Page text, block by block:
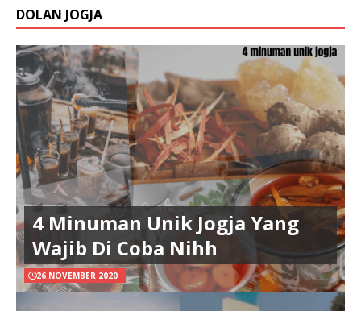
DOLAN JOGJA
4 Minuman Unik Jogja Yang
Wajib Di Coba Nihh
26 NOVEMBER 2020